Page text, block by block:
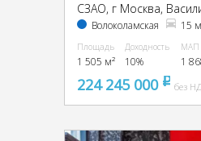
Волоколамская 15
Площадь
1 505 м²
Доходность
10%
МАП
1
224 245 000 pуб
без